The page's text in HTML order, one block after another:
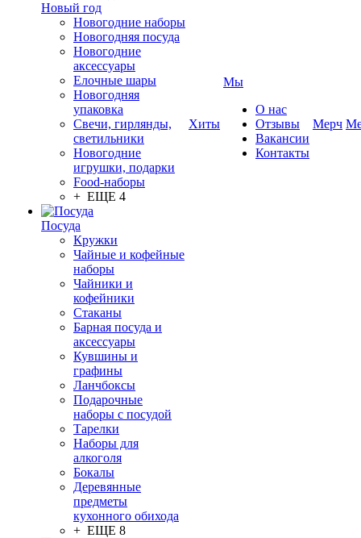
Новый год
Новогодние наборы
Новогодняя посуда
Новогодние
аксессуары
Елочные шары
Новогодняя
упаковка
Свечи, гирлянды,
светильники
Новогодние
игрушки, подарки
Food-наборы
+ ЕЩЕ 4
Посуда
Кружки
Чайные и кофейные
наборы
Чайники и
кофейники
Стаканы
Барная посуда и
аксессуары
Кувшины и
графины
Ланчбоксы
Подарочные
наборы с посудой
Тарелки
Наборы для
алкоголя
Бокалы
Деревянные
предметы
кухонного обихода
+ ЕЩЕ 8
Хиты
Мы
О нас
Отзывы
Вакансии
Контакты
Мерч